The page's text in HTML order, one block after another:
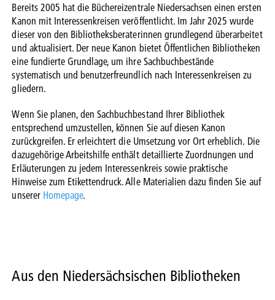
Bereits 2005 hat die Büchereizentrale Niedersachsen einen ersten
Kanon mit Interessenkreisen veröffentlicht. Im Jahr 2025 wurde
dieser von den Bibliotheksberaterinnen grundlegend überarbeitet
und aktualisiert. Der neue Kanon bietet Öffentlichen Bibliotheken
eine fundierte Grundlage, um ihre Sachbuchbestände
systematisch und benutzerfreundlich nach Interessenkreisen zu
gliedern.
Wenn Sie planen, den Sachbuchbestand Ihrer Bibliothek
entsprechend umzustellen, können Sie auf diesen Kanon
zurückgreifen. Er erleichtert die Umsetzung vor Ort erheblich. Die
dazugehörige Arbeitshilfe enthält detaillierte Zuordnungen und
Erläuterungen zu jedem Interessenkreis sowie praktische
Hinweise zum Etikettendruck. Alle Materialien dazu finden Sie auf
unserer Homepage.
Aus den Niedersächsischen Bibliotheken